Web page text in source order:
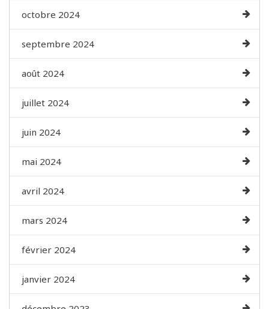
octobre 2024
septembre 2024
août 2024
juillet 2024
juin 2024
mai 2024
avril 2024
mars 2024
février 2024
janvier 2024